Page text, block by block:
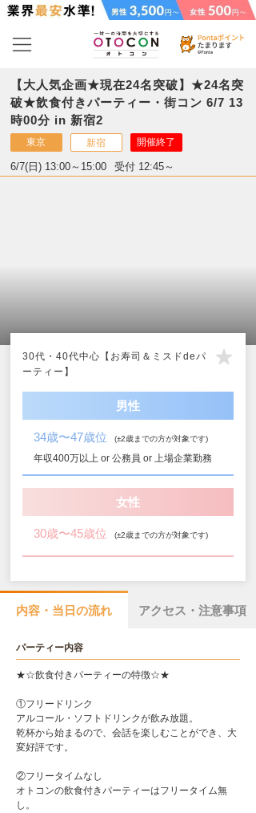
【大人気企画★現在24名突破】★24名突
破★飲食付きパーティー・街コン 6/7 13
時00分 in 新宿2
東京 新宿 開催終了
6/7(日) 13:00～15:00 受付 12:45～
30代・40代中心【お寿司＆ミスドdeパ
ーティー】
男性
34歳〜47歳位 (±2歳までの方が対象です)
年収400万以上 or 公務員 or 上場企業勤務
女性
30歳〜45歳位 (±2歳までの方が対象です)
内容・当日の流れ アクセス・注意事項
パーティー内容
★☆飲食付きパーティーの特徴☆★
①フリードリンク
アルコール・ソフトドリンクが飲み放題。
乾杯から始まるので、会話を楽しむことができ、大
変好評です。
②フリータイムなし
オトコンの飲食付きパーティーはフリータイム無
し。